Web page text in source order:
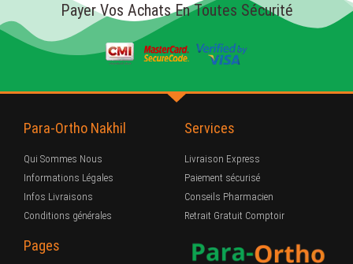
Payer Vos Achats En Toutes Sécurité
Para-Ortho Nakhil
Qui Sommes Nous
Informations Légales
Infos Livraisons
Conditions générales
Services
Livraison Express
Paiement sécurisé
Conseils Pharmacien
Retrait Gratuit Comptoir
Pages